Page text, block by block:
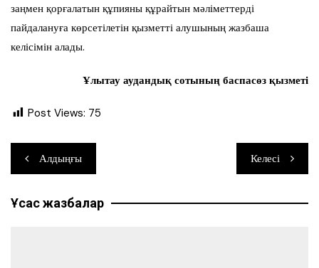
заңмен қорғалатын құпияны құрайтын мәліметтерді
пайдалануға көрсетілетін қызметті алушының жазбаша
келісімін алады.
Ұлытау аудандық сотының баспасөз қызметі
Post Views: 75
Навигация
по
записям
Алдыңғы Келесі
Ұқсас жазбалар